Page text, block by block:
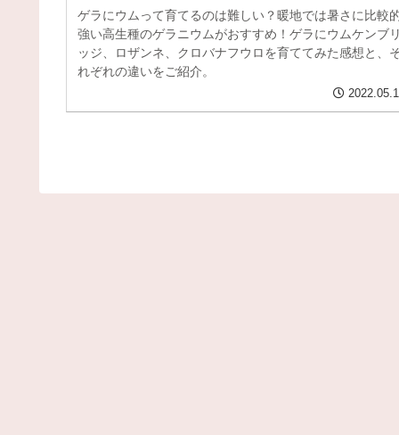
ゲラにウムって育てるのは難しい？暖地では暑さに比較
強い高生種のゲラニウムがおすすめ！ゲラにウムケンブ
ッジ、ロザンネ、クロバナフウロを育ててみた感想と、
れぞれの違いをご紹介。